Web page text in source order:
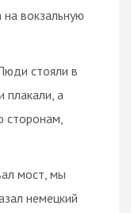
на вокзальную
стояли в
плакали, а
мост, мы
немецкий